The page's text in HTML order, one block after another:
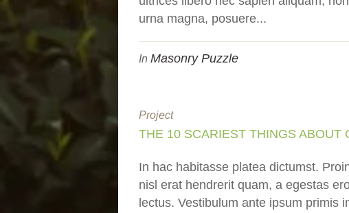
urna magna, posuere...
In Masonry Puzzle
Project
THE 10 SCARIEST THINGS ABOUT
In hac habitasse platea dictumst.
nisl erat hendrerit quam, a egestas
lectus. Vestibulum ante ipsum primis